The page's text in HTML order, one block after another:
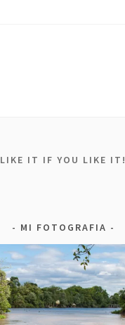
LIKE IT IF YOU LIKE IT!
MI FOTOGRAFIA